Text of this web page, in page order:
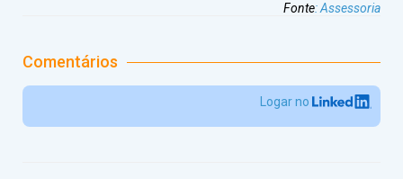
Fonte:Assessoria
Comentários
Logar no